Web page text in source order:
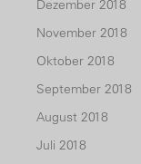
Dezember 2018
November 2018
Oktober 2018
September 2018
August 2018
Juli 2018